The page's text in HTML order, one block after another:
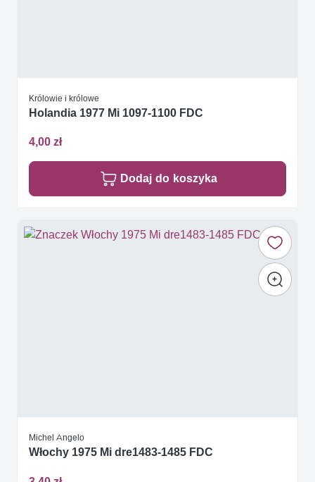
Królowie i królowe
Holandia 1977 Mi 1097-1100 FDC
4,00 zł
Dodaj do koszyka
Michel Angelo
Włochy 1975 Mi dre1483-1485 FDC